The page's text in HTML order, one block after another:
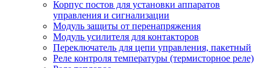
Корпус постов для установки аппаратов
управления и сигнализации
Модуль защиты от перенапряжения
Модуль усилителя для контакторов
Переключатель для цепи управления, пакетный
Реле контроля температуры (термисторное реле)